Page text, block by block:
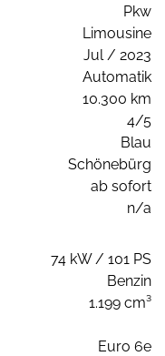
Pkw
Limousine
Jul / 2023
Automatik
10.300 km
4/5
Blau
Schönebürg
ab sofort
n/a
74 kW / 101 PS
Benzin
1.199 cm³
Euro 6e